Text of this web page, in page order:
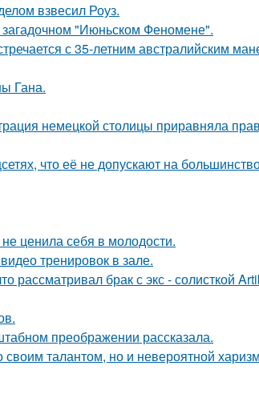
взвесил Роуз.
"Июньском Феномене".
с 35-летним австралийским
Гана.
немецкой столицы приравняла
что её не допускают на
ценила себя в молодости.
тренировок в зале.
рассматривал брак с экс - солисткой
преображении рассказала.
талантом, но и невероятной